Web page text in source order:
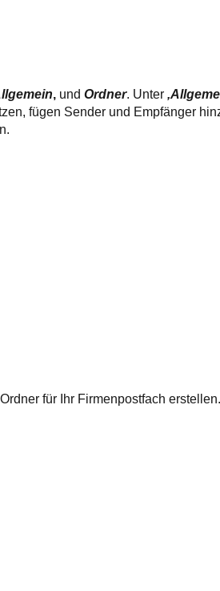
‚ undOrdner. Unter
fügen Sender und Empfänger
für Ihr Firmenpostfach